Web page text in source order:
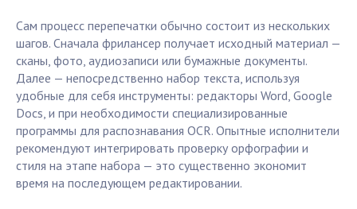
Сам процесс перепечатки обычно состоит из нескольких
шагов. Сначала фрилансер получает исходный материал —
сканы, фото, аудиозаписи или бумажные документы.
Далее — непосредственно набор текста, используя
удобные для себя инструменты: редакторы Word, Google
Docs, и при необходимости специализированные
программы для распознавания OCR. Опытные исполнители
рекомендуют интегрировать проверку орфографии и
стиля на этапе набора — это существенно экономит
время на последующем редактировании.